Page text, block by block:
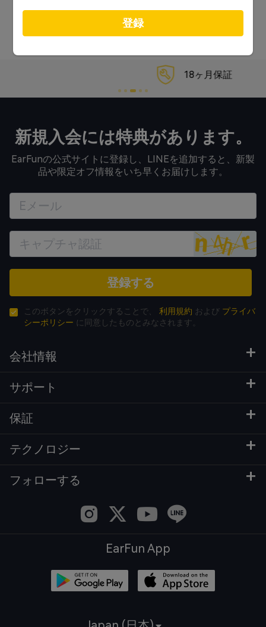
18ヶ月保証
新規入会には特典があります。
EarFunの公式サイトに登録し、LINEを追加すると、新製
品や限定オフ情報をいち早くお届けします。
登録する
このボタンをクリックすることで、 利用規約 および プライバ
シーポリシー に同意したものとみなされます。
会社情報
サポート
保証
テクノロジー
フォローする
EarFun App
登録